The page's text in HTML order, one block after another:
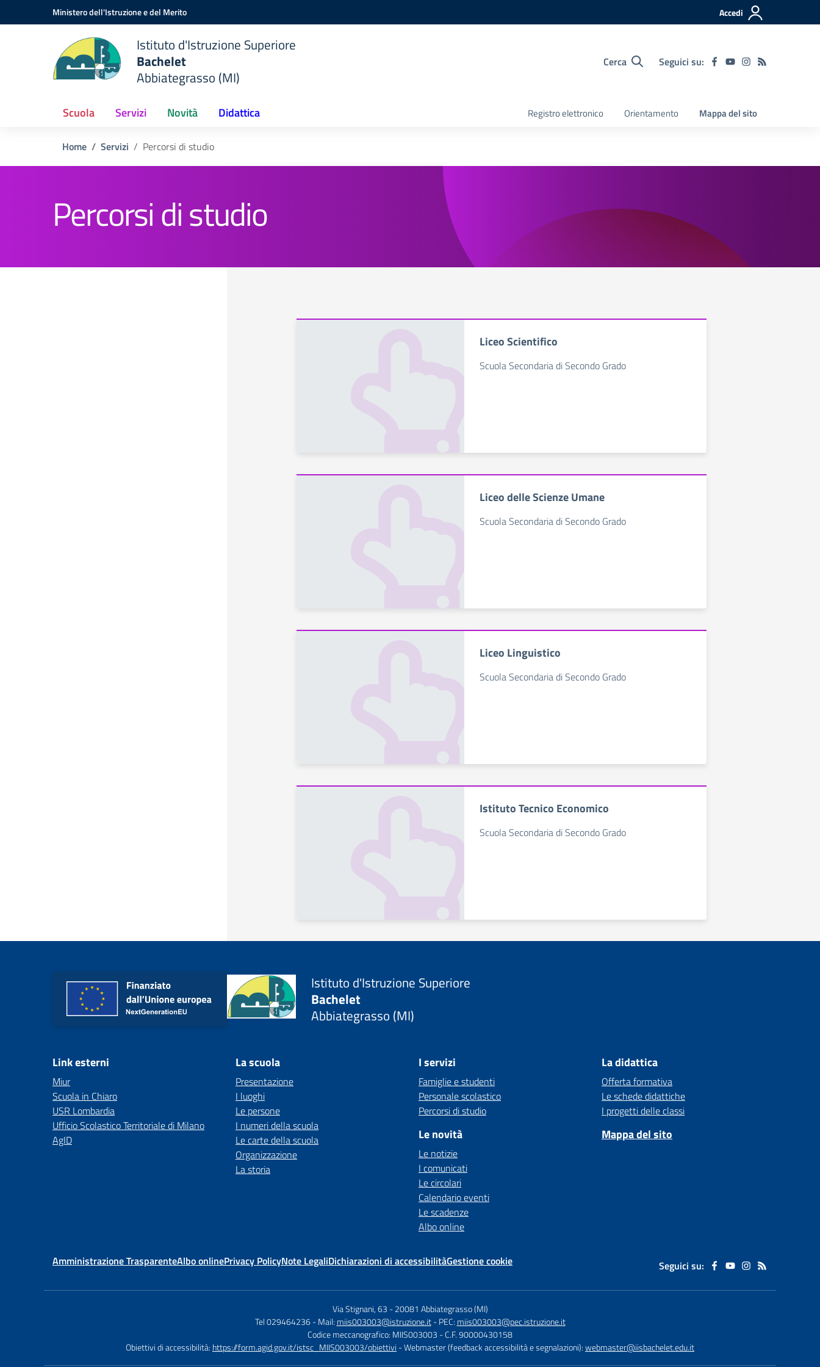
Vai ai contenuti
Vai al menu di navigazioneMinistero dell'Istruzione e del Merito Accedi
Istituto d'Istruzione Superiore
Bachelet
Abbiategrasso (MI)
Cerca Seguici su:
Scuola Servizi Novità Didattica Registro elettronico Orientamento Mappa del sito
Home Servizi Percorsi di studio
Percorsi di studio
Liceo Scientifico
Scuola Secondaria di Secondo Grado
Liceo delle Scienze Umane
Scuola Secondaria di Secondo Grado
Liceo Linguistico
Scuola Secondaria di Secondo Grado
Istituto Tecnico Economico
Scuola Secondaria di Secondo Grado
Istituto d'Istruzione Superiore
Bachelet
Abbiategrasso (MI)
Link esterni
Miur
Scuola in Chiaro
USR Lombardia
Ufficio Scolastico Territoriale di Milano
AgID
La scuola
Presentazione
I luoghi
Le persone
I numeri della scuola
Le carte della scuola
Organizzazione
La storia
I servizi
Famiglie e studenti
Personale scolastico
Percorsi di studio
Le novità
Le notizie
I comunicati
Le circolari
Calendario eventi
Le scadenze
Albo online
La didattica
Offerta formativa
Le schede didattiche
I progetti delle classi
Mappa del sito
Amministrazione TrasparenteAlbo onlinePrivacy PolicyNote LegaliDichiarazioni di accessibilitàGestione cookie Seguici su:
Via Stignani, 63 -20081 Abbiategrasso (MI)
Tel 029464236 - Mail: miis003003@istruzione.it - PEC: miis003003@pec.istruzione.it
Codice meccanografico: MIIS003003 - C.F. 90000430158
Obiettivi di accessibilità: https://form.agid.gov.it/istsc_MIIS003003/obiettivi - Webmaster (feedback accessibilità e segnalazioni):webmaster@iisbachelet.edu.it